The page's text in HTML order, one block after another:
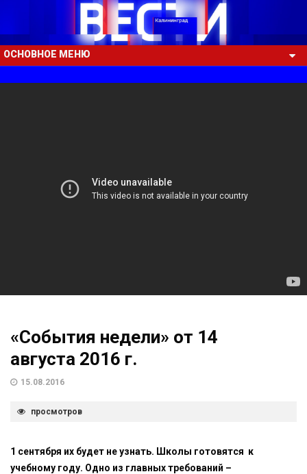
ОСНОВНОЕ МЕНЮ
«События недели» от 14
августа 2016 г.
15.08.2016
просмотров
1 сентября их будет не узнать. Школы готовятся к
учебному году. Одно из главных требований –